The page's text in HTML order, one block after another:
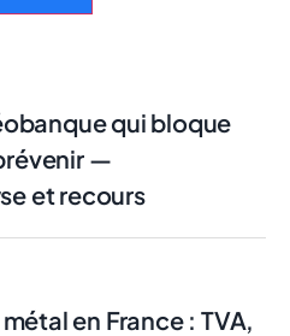
qui bloque
—
et recours
en France : TVA,